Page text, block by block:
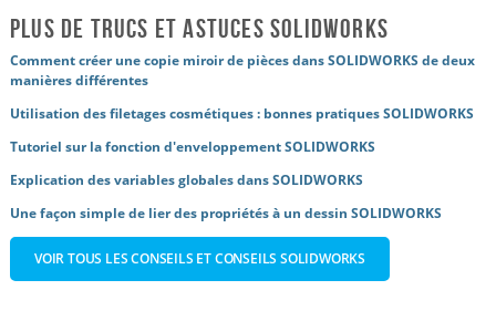
Plus de trucs et astuces SOLIDWORKS
Comment créer une copie miroir de pièces dans SOLIDWORKS de deux
manières différentes
Utilisation des filetages cosmétiques : bonnes pratiques SOLIDWORKS
Tutoriel sur la fonction d'enveloppement SOLIDWORKS
Explication des variables globales dans SOLIDWORKS
Une façon simple de lier des propriétés à un dessin SOLIDWORKS
VOIR TOUS LES CONSEILS ET CONSEILS SOLIDWORKS